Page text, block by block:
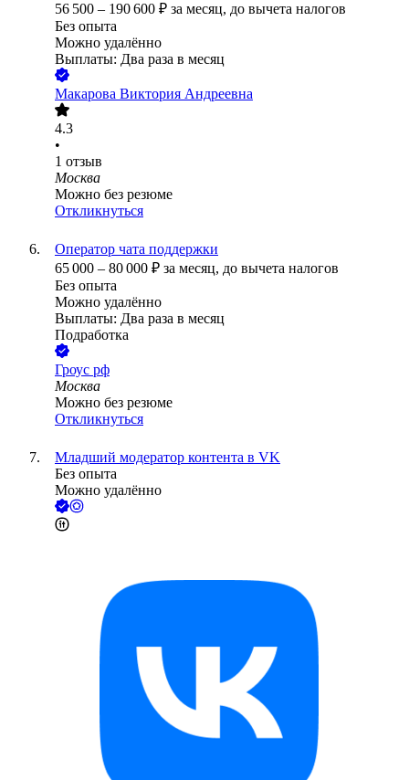
56 500 – 190 600 ₽ за месяц, до вычета налогов
Без опыта
Можно удалённо
Выплаты: Два раза в месяц
Макарова Виктория Андреевна
4.3
•
1 отзыв
Москва
Можно без резюме
Откликнуться
Оператор чата поддержки
65 000 – 80 000 ₽ за месяц, до вычета налогов
Без опыта
Можно удалённо
Выплаты: Два раза в месяц
Подработка
Гроус рф
Москва
Можно без резюме
Откликнуться
Младший модератор контента в VK
Без опыта
Можно удалённо